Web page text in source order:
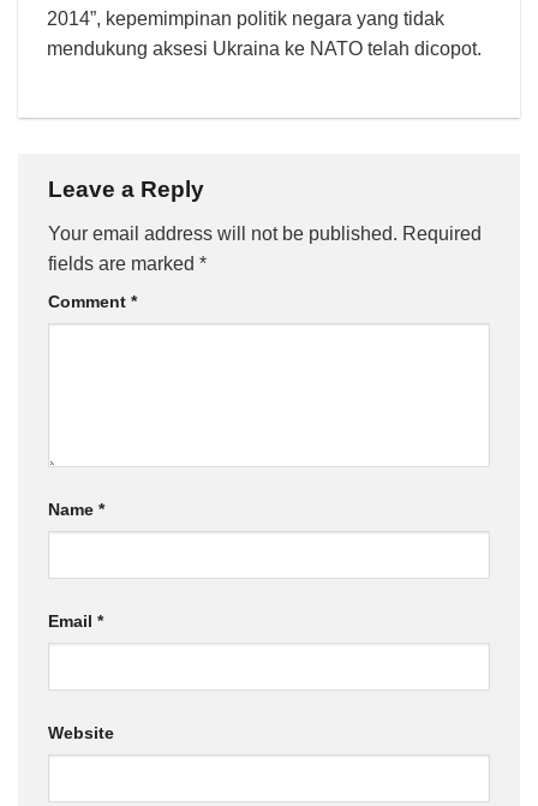
2014”, kepemimpinan politik negara yang tidak
mendukung aksesi Ukraina ke NATO telah dicopot.
Leave a Reply
Your email address will not be published. Required
fields are marked *
Comment *
Name *
Email *
Website